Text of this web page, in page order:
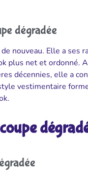
dégradée
nouveau. Elle a
net et ordonné.
décennies, elle a
vestimentaire